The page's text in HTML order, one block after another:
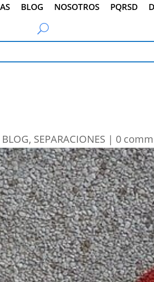
BLOG NOSOTROS PQRSD
BLOG, SEPARACIONES | 0